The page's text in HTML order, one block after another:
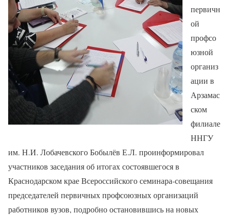
первичн
ой
профсо
юзной
организ
ации в
Арзамас
ском
филиале
ННГУ
им. Н.И. Лобачевского Бобылёв Е.Л. проинформировал
участников заседания об итогах состоявшегося в
Краснодарском крае Всероссийского семинара-совещания
председателей первичных профсоюзных организаций
работников вузов, подробно остановившись на новых